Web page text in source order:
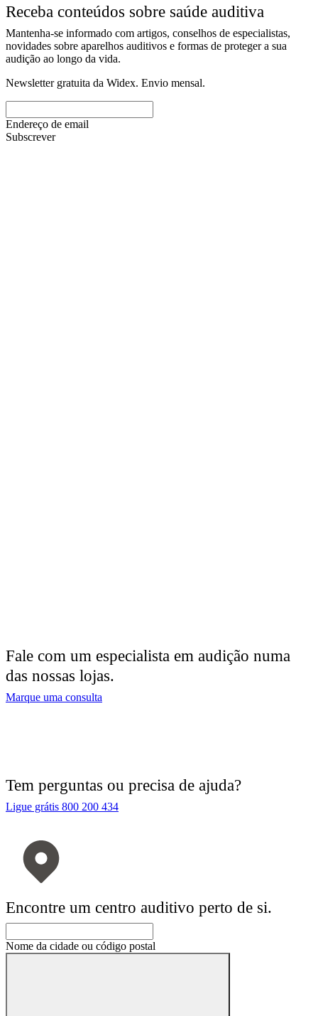
Receba conteúdos sobre saúde auditiva
Mantenha-se informado com artigos, conselhos de especialistas,
novidades sobre aparelhos auditivos e formas de proteger a sua
audição ao longo da vida.
Newsletter gratuita da Widex. Envio mensal.
Endereço de email
Subscrever
Fale com um especialista em audição numa
das nossas lojas.
Marque uma consulta
Tem perguntas ou precisa de ajuda?
Ligue grátis 800 200 434
Encontre um centro auditivo perto de si.
Nome da cidade ou código postal